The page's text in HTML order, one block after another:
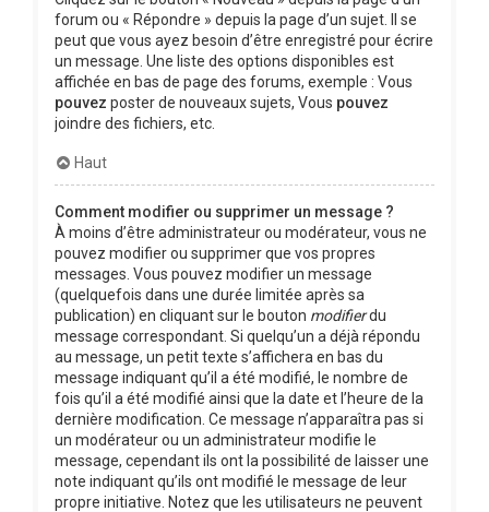
forum ou « Répondre » depuis la page d’un sujet. Il se
peut que vous ayez besoin d’être enregistré pour écrire
un message. Une liste des options disponibles est
affichée en bas de page des forums, exemple : Vous
pouvez poster de nouveaux sujets, Vous pouvez
joindre des fichiers, etc.
Haut
Comment modifier ou supprimer un message ?
À moins d’être administrateur ou modérateur, vous ne
pouvez modifier ou supprimer que vos propres
messages. Vous pouvez modifier un message
(quelquefois dans une durée limitée après sa
publication) en cliquant sur le bouton modifierdu
message correspondant. Si quelqu’un a déjà répondu
au message, un petit texte s’affichera en bas du
message indiquant qu’il a été modifié, le nombre de
fois qu’il a été modifié ainsi que la date et l’heure de la
dernière modification. Ce message n’apparaîtra pas si
un modérateur ou un administrateur modifie le
message, cependant ils ont la possibilité de laisser une
note indiquant qu’ils ont modifié le message de leur
propre initiative. Notez que les utilisateurs ne peuvent